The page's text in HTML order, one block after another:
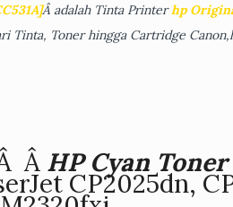
Â adalah Tinta Printerhp
Tinta, Toner hingga Cartridge
Â HP Cyan Toner
CP2025dn,